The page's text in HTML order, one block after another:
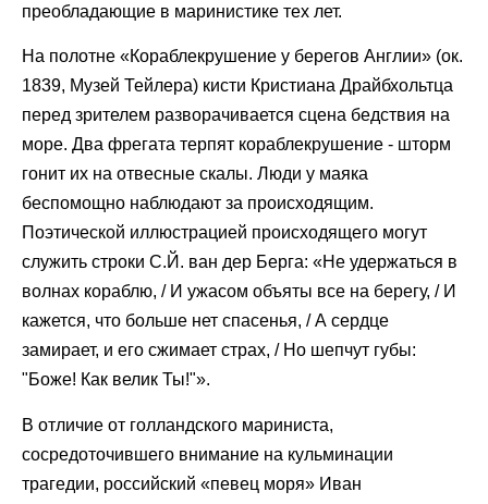
преобладающие в маринистике тех лет.
На полотне «Кораблекрушение у берегов Англии» (ок.
1839, Музей Тейлера) кисти Кристиана Драйбхольтца
перед зрителем разворачивается сцена бедствия на
море. Два фрегата терпят кораблекрушение - шторм
гонит их на отвесные скалы. Люди у маяка
беспомощно наблюдают за происходящим.
Поэтической иллюстрацией происходящего могут
служить строки С.Й. ван дер Берга: «Не удержаться в
волнах кораблю, / И ужасом объяты все на берегу, / И
кажется, что больше нет спасенья, / А сердце
замирает, и его сжимает страх, / Но шепчут губы:
"Боже! Как велик Ты!"».
В отличие от голландского мариниста,
сосредоточившего внимание на кульминации
трагедии, российский «певец моря» Иван